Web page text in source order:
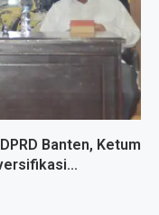
Banten, Ketum